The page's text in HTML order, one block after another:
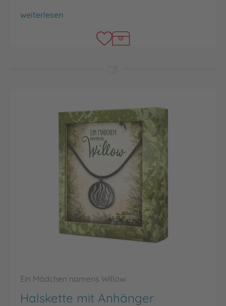
Zwischenzeit
weiterlesen
Ein Mädchen namens Willow
Halskette mit Anhänger